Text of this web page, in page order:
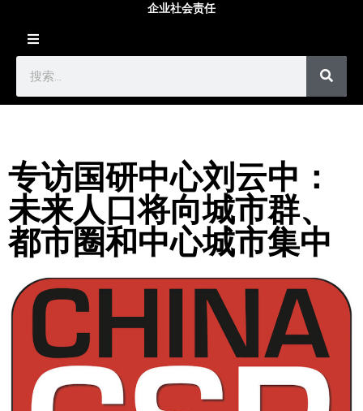
企业社会责任
专访国研中心刘云中：
未来人口将向城市群、
都市圈和中心城市集中